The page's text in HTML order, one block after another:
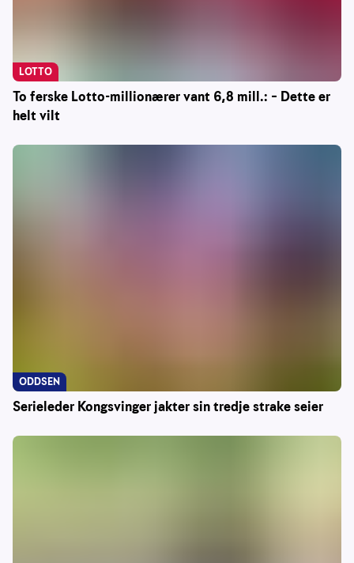
To ferske Lotto-millionærer vant 6,8 mill.: – Dette er
helt vilt
LOTTO
Serieleder Kongsvinger jakter sin tredje strake seier
ODDSEN